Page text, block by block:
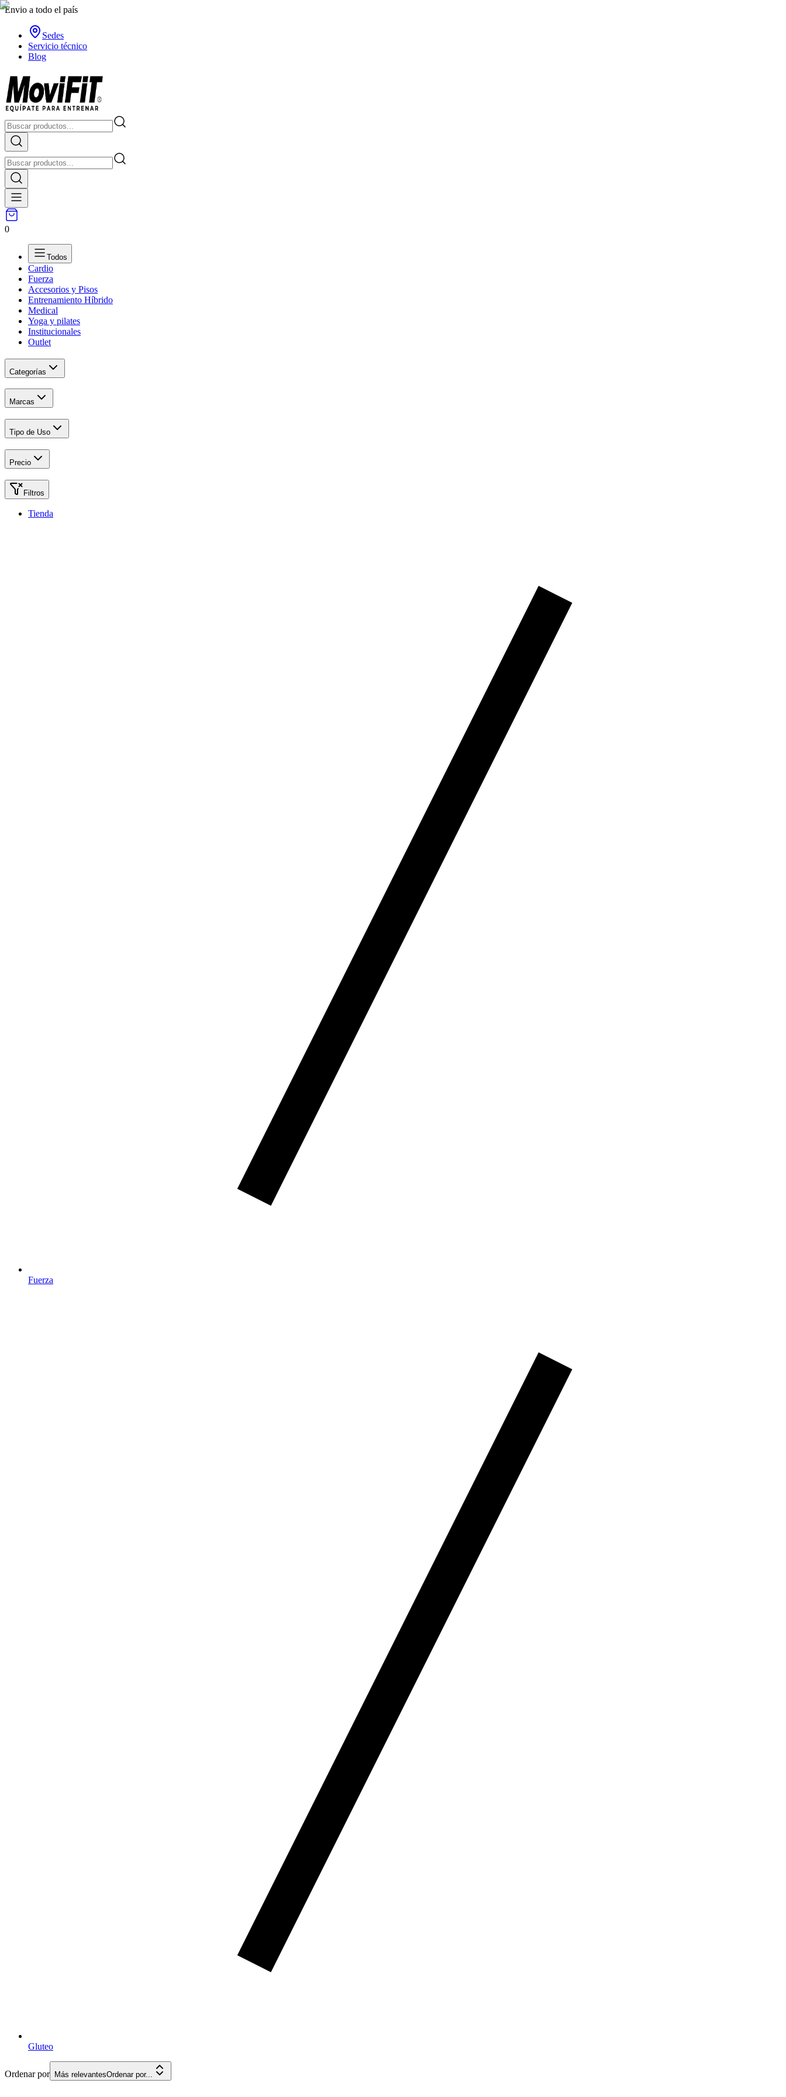
Envio a todo el país
Sedes
Servicio técnico
Blog
0
Todos
Cardio
Fuerza
Accesorios y Pisos
Entrenamiento Híbrido
Medical
Yoga y pilates
Institucionales
Outlet
Categorías
Marcas
Tipo de Uso
Precio
Filtros
Tienda
Fuerza
Gluteo
Ordenar por Más relevantesOrdenar por...